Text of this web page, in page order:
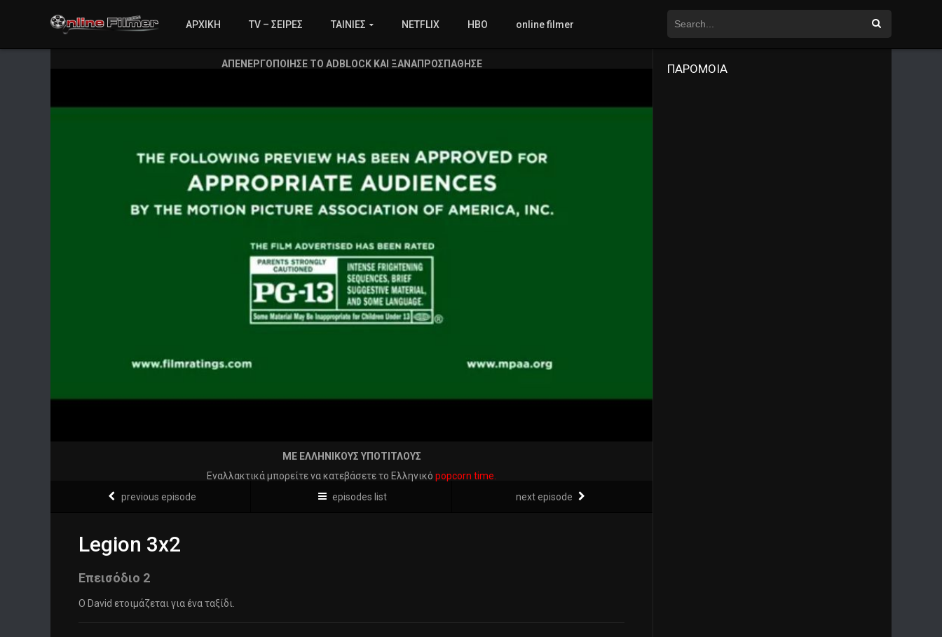
ΑΡΧΙΚΗ TV – ΣΕΙΡΕΣ ΤΑΙΝΙΕΣ NETFLIX HBO online filmer
ΑΠΕΝΕΡΓΟΠΟΙΗΣΕ ΤΟ ADBLOCK ΚΑΙ ΞΑΝΑΠΡΟΣΠΑΘΗΣΕ
ΜΕ ΕΛΛΗΝΙΚΟΥΣ ΥΠΟΤΙΤΛΟΥΣ
Εναλλακτικά μπορείτε να κατεβάσετε το Ελληνικό popcorn time.
previous episode
episodes list next episode
Legion 3x2
Επεισόδιο 2
Ο David ετοιμάζεται για ένα ταξίδι.
ΠΑΡΟΜΟΙΑ